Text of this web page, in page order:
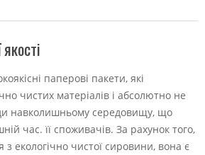
паперові пакети, які
чистих матеріалів і абсолютно не
навколишньому середовищу, що
час. її споживачів. За рахунок того,
екологічно чистої сировини, вона є